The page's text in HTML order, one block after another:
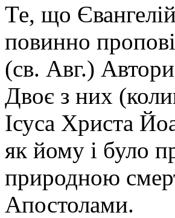
Те, що
повинно
(св. Авг.)
Двоє з них
Ісуса Христа
як йому і було
природною
Апостолами.